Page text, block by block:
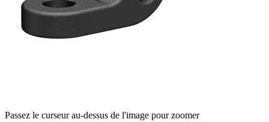
Passez le curseur au-dessus de l'image pour zoomer